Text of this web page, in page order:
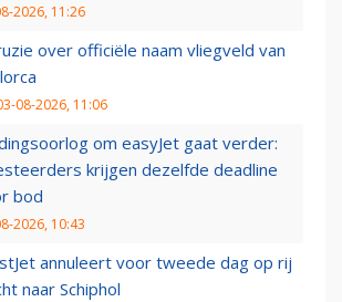
2026, 11:26
over officiële naam vliegveld van
08-2026, 11:06
om easyJet gaat verder:
krijgen dezelfde deadline
bod
2026, 10:43
annuleert voor tweede dag op rij
naar Schiphol